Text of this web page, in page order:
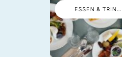
ESSEN & TRINKEN